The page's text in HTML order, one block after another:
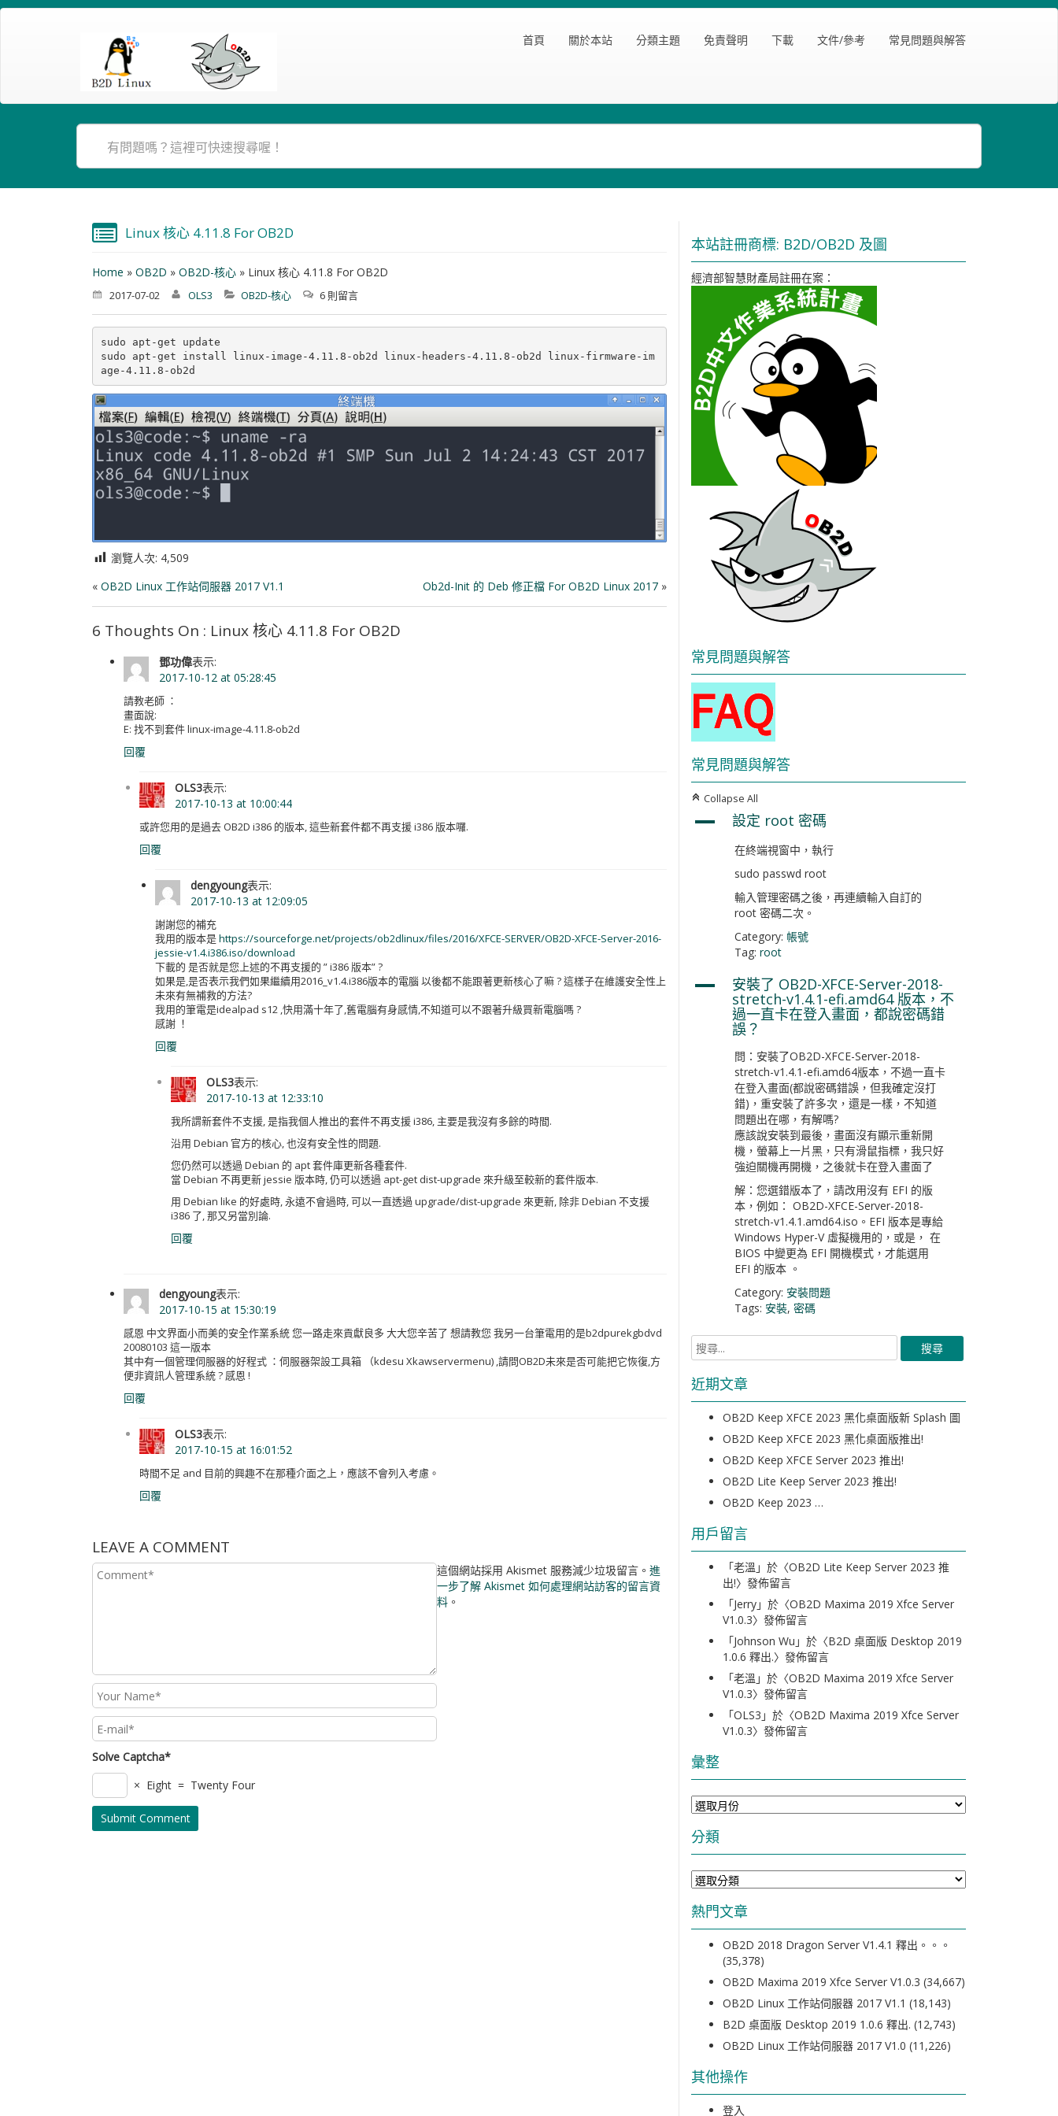
首頁 關於本站 分類主題 免責聲明 下載 文件/參考 常見問題與解答
Linux 核心 4.11.8 For OB2D
Home » OB2D » OB2D-核心 » Linux 核心 4.11.8 For OB2D
2017-07-02 OLS3 OB2D-核心 6 則留言
sudo apt-get update
sudo apt-get install linux-image-4.11.8-ob2d linux-headers-4.11.8-ob2d linux-firmware-im
age-4.11.8-ob2d
瀏覽人次: 4,509
« OB2D Linux 工作站伺服器 2017 V1.1 Ob2d-Init 的 Deb 修正檔 For OB2D Linux 2017 »
6 Thoughts On : Linux 核心 4.11.8 For OB2D
鄧功偉表示:
2017-10-12 at 05:28:45
請教老師 ：
畫面說:
E: 找不到套件 linux-image-4.11.8-ob2d
回覆
OLS3表示:
2017-10-13 at 10:00:44
或許您用的是過去 OB2D i386 的版本, 這些新套件都不再支援 i386 版本囉.
回覆
dengyoung表示:
2017-10-13 at 12:09:05
謝謝您的補充
我用的版本是https://sourceforge.net/projects/ob2dlinux/files/2016/XFCE-SERVER/OB2D-XFCE-Server-2016-
jessie-v1.4.i386.iso/download
下載的 是否就是您上述的不再支援的 ” i386 版本” ?
如果是,是否表示我們如果繼續用2016_v1.4.i386版本的電腦 以後都不能跟著更新核心了嘛 ? 這樣子在維護安全性上
未來有無補救的方法?
我用的筆電是idealpad s12 ,快用滿十年了,舊電腦有身感情,不知道可以不跟著升級買新電腦嗎 ?
感謝 ！
回覆
OLS3表示:
2017-10-13 at 12:33:10
我所謂新套件不支援, 是指我個人推出的套件不再支援 i386, 主要是我沒有多餘的時間.
沿用 Debian 官方的核心, 也沒有安全性的問題.
您仍然可以透過 Debian 的 apt 套件庫更新各種套件.
當 Debian 不再更新 jessie 版本時, 仍可以透過 apt-get dist-upgrade 來升級至較新的套件版本.
用 Debian like 的好處時, 永遠不會過時, 可以一直透過 upgrade/dist-upgrade 來更新, 除非 Debian 不支援
i386 了, 那又另當別論.
回覆
dengyoung表示:
2017-10-15 at 15:30:19
感恩 中文界面小而美的安全作業系統 您一路走來貢獻良多 大大您辛苦了 想請教您 我另一台筆電用的是b2dpurekgbdvd
20080103 這一版本
其中有一個管理伺服器的好程式 ：伺服器架設工具箱 （kdesu Xkawservermenu) ,請問OB2D未來是否可能把它恢復,方
便非資訊人管理系統 ? 感恩 !
回覆
OLS3表示:
2017-10-15 at 16:01:52
時間不足 and 目前的興趣不在那種介面之上，應該不會列入考慮。
回覆
LEAVE A COMMENT
Solve Captcha*
× Eight = Twenty Four
這個網站採用 Akismet 服務減少垃圾留言。 進
一步了解 Akismet 如何處理網站訪客的留言資
料 。
本站註冊商標: B2D/OB2D 及圖
經濟部智慧財產局註冊在案：
常見問題與解答
常見問題與解答
C Collapse All
A 設定 root 密碼
在終端視窗中，執行
sudo passwd root
輸入管理密碼之後，再連續輸入自訂的
root 密碼二次。
Category: 帳號
Tag: root
A 安裝了 OB2D-XFCE-Server-2018-
stretch-v1.4.1-efi.amd64 版本，不
過一直卡在登入畫面，都說密碼錯
誤？
問：安裝了OB2D-XFCE-Server-2018-
stretch-v1.4.1-efi.amd64版本，不過一直卡
在登入畫面(都說密碼錯誤，但我確定沒打
錯)，重安裝了許多次，還是一樣，不知道
問題出在哪，有解嗎?
應該說安裝到最後，畫面沒有顯示重新開
機，螢幕上一片黑，只有滑鼠指標，我只好
強迫關機再開機，之後就卡在登入畫面了
解：您選錯版本了，請改用沒有 EFI 的版
本，例如： OB2D-XFCE-Server-2018-
stretch-v1.4.1.amd64.iso。EFI 版本是專給
Windows Hyper-V 虛擬機用的，或是， 在
BIOS 中變更為 EFI 開機模式，才能選用
EFI 的版本 。
Category: 安裝問題
Tags: 安裝, 密碼
近期文章
OB2D Keep XFCE 2023 黑化桌面版新 Splash 圖
OB2D Keep XFCE 2023 黑化桌面版推出!
OB2D Keep XFCE Server 2023 推出!
OB2D Lite Keep Server 2023 推出!
OB2D Keep 2023 …
用戶留言
「老溫 」於〈OB2D Lite Keep Server 2023 推
出!〉發佈留言
「Jerry」於〈OB2D Maxima 2019 Xfce Server
V1.0.3〉發佈留言
「Johnson Wu 」於〈B2D 桌面版 Desktop 2019
1.0.6 釋出.〉發佈留言
「老溫 」於〈OB2D Maxima 2019 Xfce Server
V1.0.3〉發佈留言
「OLS3 」於〈OB2D Maxima 2019 Xfce Server
V1.0.3〉發佈留言
彙整
彙
整
分類
分
類
熱門文章
OB2D 2018 Dragon Server V1.4.1 釋出。。。
(35,378)
OB2D Maxima 2019 Xfce Server V1.0.3 (34,667)
OB2D Linux 工作站伺服器 2017 V1.1 (18,143)
B2D 桌面版 Desktop 2019 1.0.6 釋出. (12,743)
OB2D Linux 工作站伺服器 2017 V1.0 (11,226)
其他操作
登入